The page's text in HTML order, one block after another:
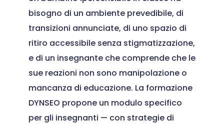
bisogno di un ambiente prevedibile, di
transizioni annunciate, di uno spazio di
ritiro accessibile senza stigmatizzazione,
e di un insegnante che comprende che le
sue reazioni non sono manipolazione o
mancanza di educazione. La formazione
DYNSEO propone un modulo specifico
per gli insegnanti — con strategie di